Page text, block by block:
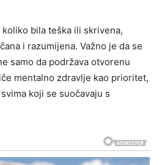
bila teška ili skrivena,
i razumijena. Važno je da se
samo da podržava otvorenu
mentalno zdravlje kao prioritet,
koji se suočavaju s